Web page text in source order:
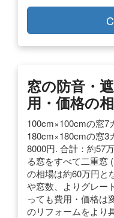
窓の防音・
用・価格の
100cm×100cmの窓7
180cm×180cmの窓3
8000円. 合計：約57
る窓をすべて二重窓
の相場は約60万円と
や窓数、よりグレー
っても費用・価格は
のリフォームをより